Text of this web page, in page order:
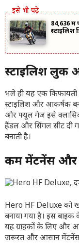
84,636 में
स्टाइलिश
स्टाइलिश लुक
भले ही यह एक किफायती
स्टाइलिश और आकर्षक
और फ्यूल गेज इसे
हैंडल और सिंगल सीट दी
बनाती है।
कम मेंटनेंस और
Hero HF Deluxe को
बनाया गया है। इस बाइक
यह ग्राहकों के लिए और
जरूरत और आसान मेंटनेंस